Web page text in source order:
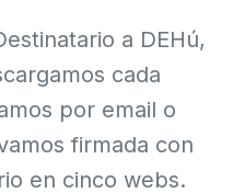
a DEHú,
cada
por email o
firmada con
en cinco webs.